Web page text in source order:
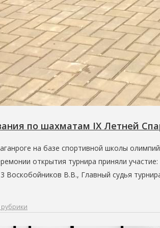
по шахматам IX Летней
на базе спортивной школы
открытия турнира приняли
Воскобойников В.В., Главный судья
рубрики